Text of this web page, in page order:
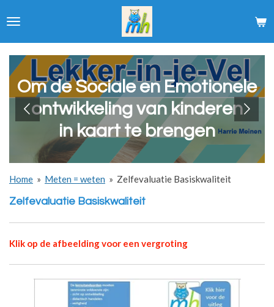
direct
hoofdinhoud
Om de Sociale en Emotionele
ontwikkeling van kinderen
in kaart te brengen
Home » Meten = weten » Zelfevaluatie Basiskwaliteit
Zelfevaluatie Basiskwaliteit
Klik op de afbeelding voor een vergroting